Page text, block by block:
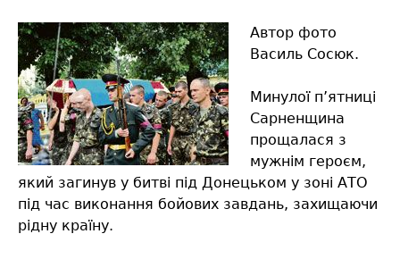
Автор фото
Василь Сосюк.
Минулої п’ятниці
Сарненщина
прощалася з
мужнім героєм,
який загинув у битві під Донецьком у зоні АТО
під час виконання бойових завдань, захищаючи
рідну країну.